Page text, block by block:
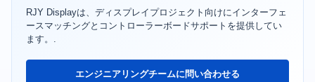
RJY Displayは、ディスプレイプロジェクト向けにインターフェ
ースマッチングとコントローラーボードサポートを提供してい
ます。.
エンジニアリングチームに問い合わせる